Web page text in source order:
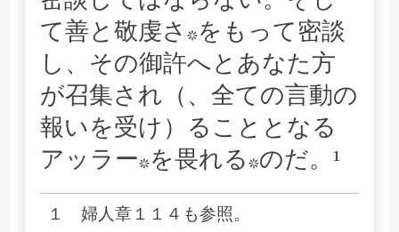
て善と敬虔さ*をもって密談
し、その御許へとあなた方
が召集され（、全ての言動の
報いを受け）ることとなる
アッラー*を畏れる*のだ。¹
１ 婦人章１１４も参照。